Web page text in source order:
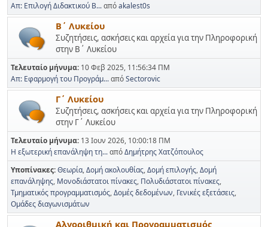
Απ: Επιλογή Διδακτικού Β...απόakalest0s
Β΄ Λυκείου
Συζητήσεις, ασκήσεις και αρχεία για την Πληροφορική
στην Β΄ Λυκείου
Τελευταίο μήνυμα: 10 Φεβ 2025, 11:56:34 ΠΜ
Απ: Εφαρμογή του Προγράμ...απόSectorovic
Γ΄ Λυκείου
Συζητήσεις, ασκήσεις και αρχεία για την Πληροφορική
στην Γ΄ Λυκείου
Τελευταίο μήνυμα: 13 Ιουν 2026, 10:00:18 ΠΜ
Η εξωτερική επανάληψη τη...απόΔημήτρης Χατζόπουλος
Υποπίνακες Θεωρία Δομή ακολουθίας Δομή επιλογής Δομή
επανάληψης Μονοδιάστατοι πίνακες Πολυδιάστατοι πίνακες
Τμηματικός προγραμματισμός Δομές δεδομένων Γενικές εξετάσεις
Ομάδες διαγωνισμάτων
Αλγοριθμική και Προγραμματισμός